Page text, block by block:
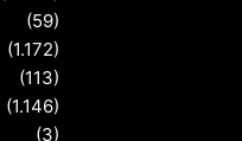
(59)
(1.172)
(113)
(1.146)
(3)